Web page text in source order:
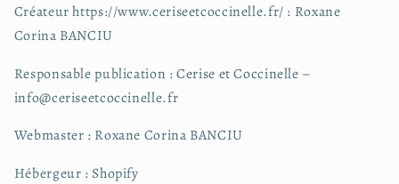
Créateur https://www.ceriseetcoccinelle.fr/ : Roxane
Corina BANCIU
Responsable publication : Cerise et Coccinelle –
info@ceriseetcoccinelle.fr
Webmaster : Roxane Corina BANCIU
Hébergeur : Shopify